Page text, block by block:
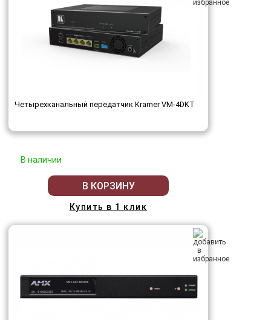
Четырехканальный передатчик Kramer VM-4DKT
В наличии
В КОРЗИНУ
Купить в 1 клик